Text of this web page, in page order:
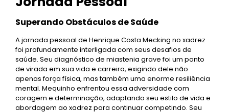
Superando Obstáculos de Saúde
A jornada pessoal de Henrique Costa Mecking no xadrez
foi profundamente interligada com seus desafios de
saúde. Seu diagnóstico de miastenia grave foi um ponto
de virada em sua vida e carreira, exigindo dele não
apenas força física, mas também uma enorme resiliência
mental. Mequinho enfrentou essa adversidade com
coragem e determinação, adaptando seu estilo de vida e
abordagem ao xadrez para continuar competindo. Seu